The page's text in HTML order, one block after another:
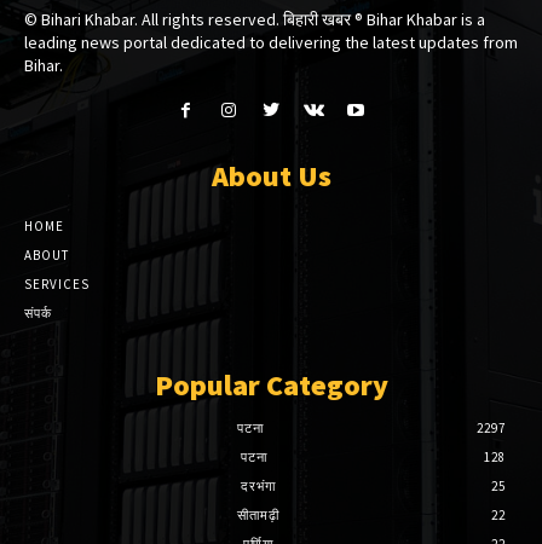
© Bihari Khabar. All rights reserved. बिहारी खबर ®​ Bihar Khabar is a
leading news portal dedicated to delivering the latest updates from
Bihar.
About Us
HOME
ABOUT
SERVICES
संपर्क
Popular Category
पटना
2297
पटना
128
दरभंगा
25
सीतामढ़ी
22